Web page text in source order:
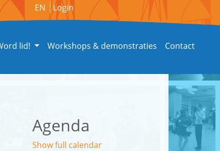
EN Login
lid! Workshops & demonstraties Contact
Agenda
Show full calendar